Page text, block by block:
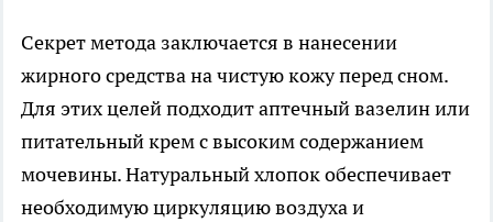
Секрет метода заключается в нанесении
жирного средства на чистую кожу перед сном.
Для этих целей подходит аптечный вазелин или
питательный крем с высоким содержанием
мочевины. Натуральный хлопок обеспечивает
необходимую циркуляцию воздуха и